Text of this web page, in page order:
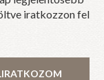
iratkozzon fel